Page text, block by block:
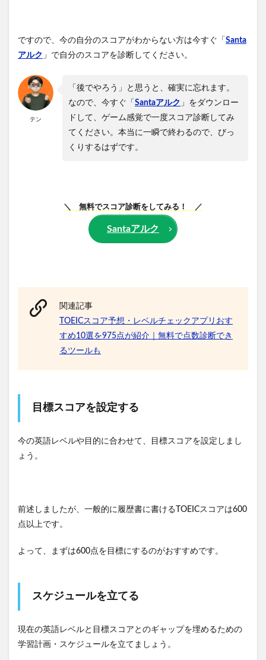
ですので、今の自分のスコアがわからない方は今すぐ「 Santa
アルク 」で自分のスコアを診断してください。
テン
「後でやろう」と思うと、確実に忘れます。
なので、今すぐ「 Santaアルク 」をダウンロー
ドして、ゲーム感覚で一度スコア診断してみ
てください。本当に一瞬で終わるので、びっ
くりするはずです。
＼ 無料でスコア診断をしてみる！ ／
Santaアルク
関連記事
TOEICスコア予想・レベルチェックアプリおす
すめ10選を975点が紹介｜無料で点数診断でき
るツールも
目標スコアを設定する
今の英語レベルや目的に合わせて、目標スコアを設定しまし
ょう。
前述しましたが、一般的に履歴書に書けるTOEICスコアは600
点以上です。
よって、まずは600点を目標にするのがおすすめです。
スケジュールを立てる
現在の英語レベルと目標スコアとのギャップを埋めるための
学習計画・スケジュールを立てましょう。